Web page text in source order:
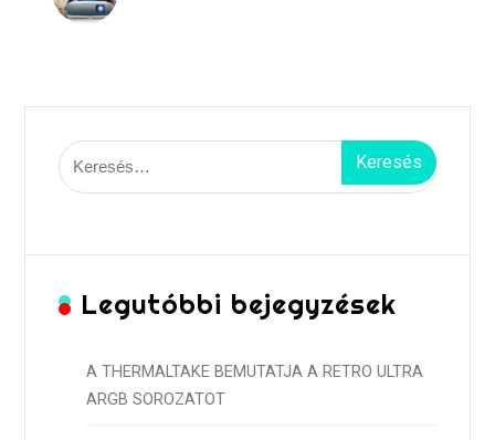
Keresés:
Legutóbbi bejegyzések
A THERMALTAKE BEMUTATJA A RETRO ULTRA
ARGB SOROZATOT